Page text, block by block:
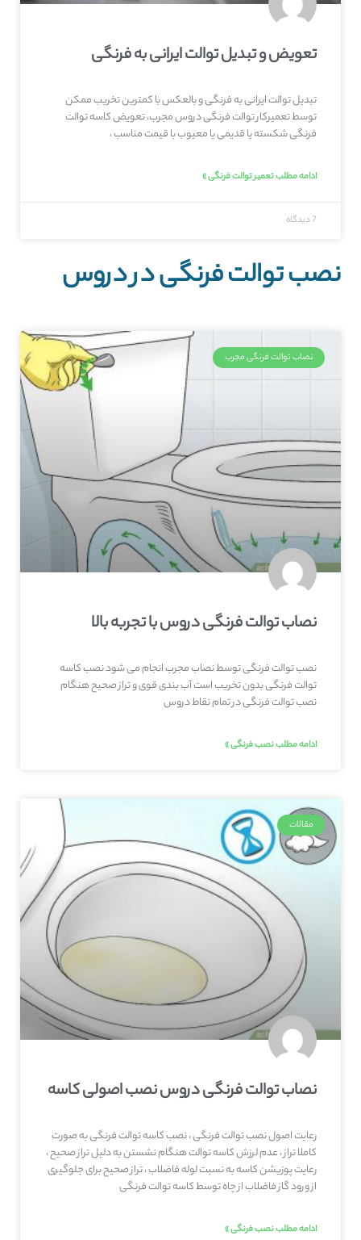
تعویض و تبدیل توالت ایرانی به فرنگی
تبدیل توالت ایرانی به فرنگی و بالعکس با کمترین تخریب ممکن
توسط تعمیرکار توالت فرنگی دروس مجرب، تعویض کاسه توالت
فرنگی شکسته یا قدیمی یا معیوب با قیمت مناسب ،
ادامه مطلب تعمیر توالت فرنگی »
7 دیدگاه
نصب توالت فرنگی در دروس
نصاب توالت فرنگی مجرب
نصاب توالت فرنگی دروس با تجربه بالا
نصب توالت فرنگی توسط نصاب مجرب انجام می شود نصب کاسه
توالت فرنگی بدون تخریب است آب بندی قوی و تراز صحیح هنگام
نصب توالت فرنگی در تمام نقاط دروس
ادامه مطلب نصب فرنگی »
مقالات
نصاب توالت فرنگی دروس نصب اصولی کاسه
رعایت اصول نصب توالت فرنگی ، نصب کاسه توالت فرنگی به صورت
کاملا تراز ، عدم لرزش کاسه توالت هنگام نشستن به دلیل تراز صحیح ،
رعایت پوزیشن کاسه به نسبت لوله فاضلاب ، تراز صحیح برای جلوگیری
از ورود گاز فاضلاب از چاه توسط کاسه توالت فرنگی
ادامه مطلب نصب فرنگی »